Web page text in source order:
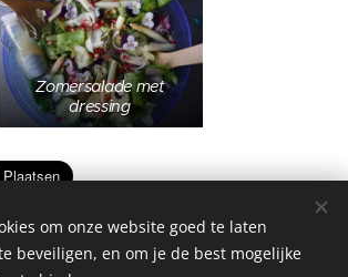
Zomersalade met
dressing
om onze website goed te laten
beveiligen, en om je de best mogelijke